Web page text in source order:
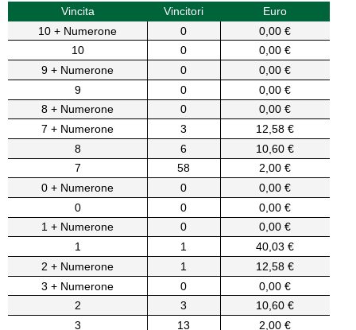
Vincita Vincitori
Euro
10 + Numerone
0
0,00 €
10
0
0,00 €
9 + Numerone
0
0,00 €
9
0
0,00 €
8 + Numerone
0
0,00 €
7 + Numerone
3
12,58 €
8
6
10,60 €
7
58
2,00 €
0 + Numerone
0
0,00 €
0
0
0,00 €
1 + Numerone
0
0,00 €
1
1
40,03 €
2 + Numerone
1
12,58 €
3 + Numerone
0
0,00 €
2
3
10,60 €
3
13 2,00 €